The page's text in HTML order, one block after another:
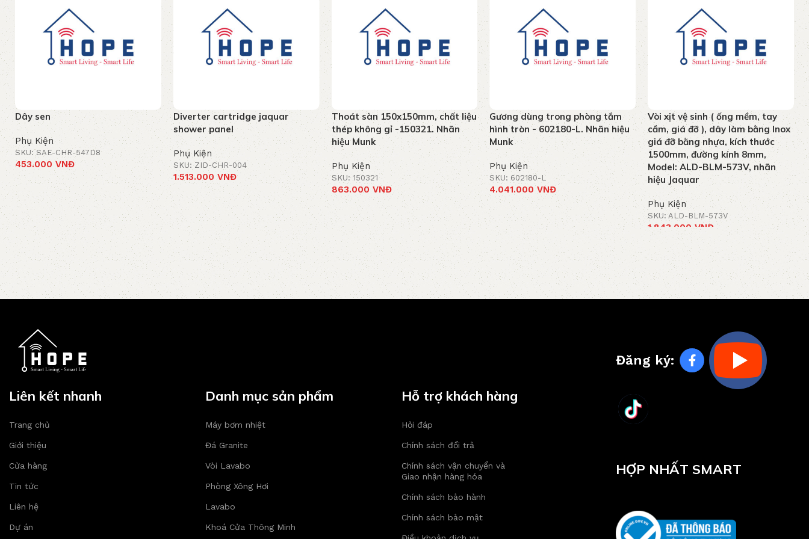
Dây sen
Phụ Kiện
SKU: SAE-CHR-547D8
453.000 VNĐ
Thêm vào giỏ hàng
Diverter cartridge jaquar
shower panel
Phụ Kiện
SKU: ZID-CHR-004
1.513.000VNĐ
Thêm vào giỏ hàng
Thoát sàn 150x150mm, chất liệu
thép không gỉ -150321. Nhãn
hiệu Munk
Phụ Kiện
SKU: 150321
863.000 VNĐ
Thêm vào giỏ hàng
Gương dùng trong phòng tắm
hình tròn - 602180-L. Nhãn hiệu
Munk
Phụ Kiện
SKU: 602180-L
4.041.000VNĐ
Thêm vào giỏ hàng
Vòi xịt vệ sinh ( ống mềm, tay
cầm, giá đỡ ), dây làm bằng Inox
giá đỡ bằng nhựa, kích thước
1500mm, đường kính 8mm,
Model: ALD-BLM-573V, nhãn
hiệu Jaquar
Phụ Kiện
SKU: ALD-BLM-573V
1.843.000VNĐ
Thêm vào giỏ hàng
Liên kết nhanh
Trang chủ
Giới thiệu
Cửa hàng
Tin tức
Liên hệ
Dự án
Danh mục sản phẩm
Máy bơm nhiệt
Đá Granite
Vòi Lavabo
Phòng Xông Hơi
Lavabo
Khoá Cửa Thông Minh
Hỗ trợ khách hàng
Hỏi đáp
Chính sách đổi trả
Chính sách vận chuyển và
Giao nhận hàng hóa
Chính sách bảo hành
Chính sách bảo mật
Đăng ký:
HỢP NHẤT SMART